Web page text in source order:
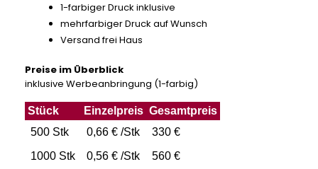
1-farbiger Druck inklusive
mehrfarbiger Druck auf Wunsch
Versand frei Haus
Preise im Überblick
inklusive Werbeanbringung (1-farbig)
Stück Einzelpreis Gesamtpreis
500 Stk
0,66 € /Stk
330 €
1000 Stk
0,56 € /Stk
560 €